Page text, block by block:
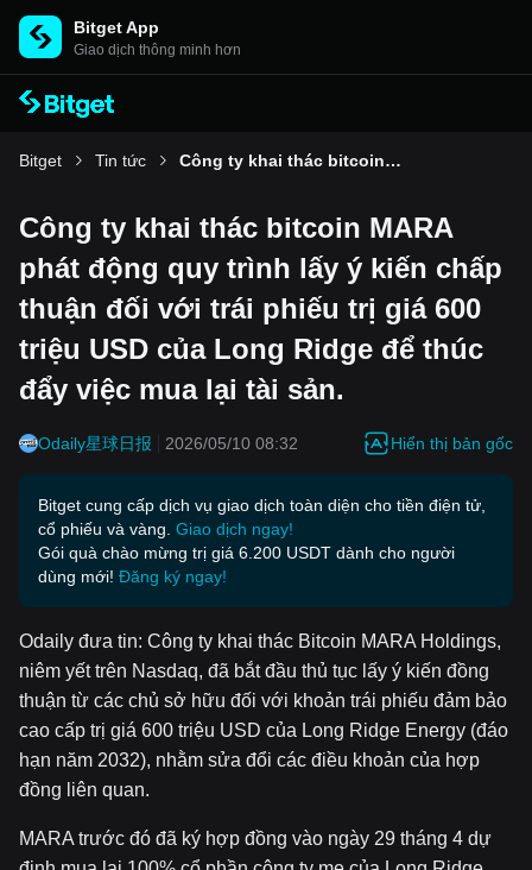
Bitget App
Giao dịch thông minh hơn
Bitget Tin tức Công ty khai thác bitcoin MARA phát động quy trình lấy ý kiến chấp thuận đối với trái phiếu trị giá 600 triệu USD của Long Ridge để thúc đẩy việc mua lại tài sản.
Công ty khai thác bitcoin MARA
phát động quy trình lấy ý kiến chấp
thuận đối với trái phiếu trị giá 600
triệu USD của Long Ridge để thúc
đẩy việc mua lại tài sản.
Odaily星球日报 2026/05/10 08:32 Hiển thị bản gốc
Bitget cung cấp dịch vụ giao dịch toàn diện cho tiền điện tử,
cổ phiếu và vàng. Giao dịch ngay!
Gói quà chào mừng trị giá 6.200 USDT dành cho người
dùng mới! Đăng ký ngay!
Odaily đưa tin: Công ty khai thác Bitcoin MARA Holdings,
niêm yết trên Nasdaq, đã bắt đầu thủ tục lấy ý kiến đồng
thuận từ các chủ sở hữu đối với khoản trái phiếu đảm bảo
cao cấp trị giá 600 triệu USD của Long Ridge Energy (đáo
hạn năm 2032), nhằm sửa đổi các điều khoản của hợp
đồng liên quan.
MARA trước đó đã ký hợp đồng vào ngày 29 tháng 4 dự